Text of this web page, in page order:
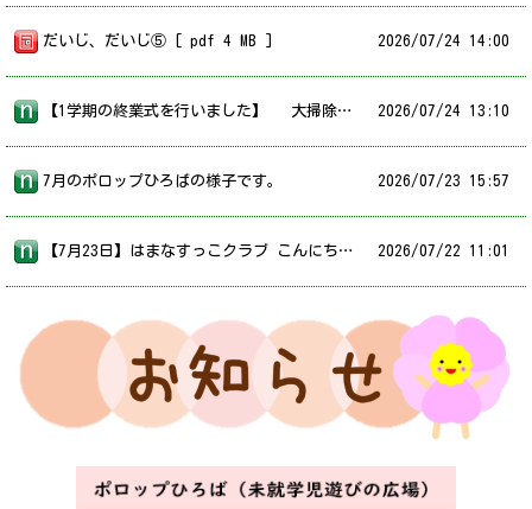
だいじ、だいじ⑤ [ pdf 4 MB ] 2026/07/24 14:00
【1学期の終業式を行いました】 大掃除をして身の回りを整え、終業式では園長先生のお話をしっかり聞き、夏休みへの期待を膨らませる子どもたちの姿が見られていました。元気で楽しい夏休みを過ごしてくださいね！ 2026/07/24 13:10
7月のポロップひろばの様子です。 2026/07/23 15:57
【7月23日】はまなすっこクラブ こんにちは。７月２３日(木)はまなすっこクラブです（10：15～11：30）。気温が高くなれば戸外で水遊びもできます。汚れてもよい服装でお越しください。お化けの工作を準備していますよ♪ 持ち物は、上靴・帽子・飲み物（水筒に水かお茶など）・着替えです。 それでは明日、はまなす幼稚園でお待ちしています。 2026/07/22 11:01